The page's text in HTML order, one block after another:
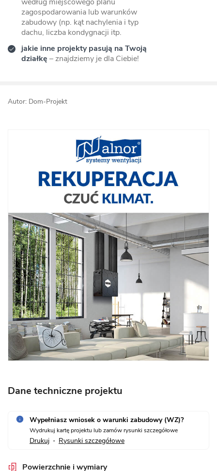
zagospodarowania lub warunków
zabudowy (np. kąt nachylenia i typ
dachu, liczba kondygnacji itp.
jakie inne projekty pasują na Twoją
działkę – znajdziemy je dla Ciebie!
Autor: Dom-Projekt
Dane techniczne projektu
Wypełniasz wniosek o warunki zabudowy (WZ)?
Wydrukuj kartę projektu lub zamów rysunki szczegółowe
Drukuj • Rysunki szczegółowe
Powierzchnie i wymiary